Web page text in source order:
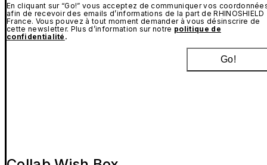
En cliquant sur “Go!” vous acceptez de communiquer vos
afin de recevoir des emails d’informations de la part de RHINOSHIELD
France. Vous pouvez à tout moment demander à vous désinscrire de
cette newsletter. Plus d’information sur notre politique de
confidentialité .
Go!